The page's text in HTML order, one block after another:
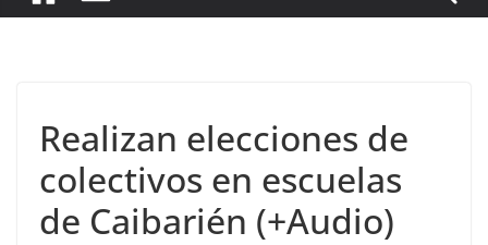
Realizan elecciones de
colectivos en escuelas
de Caibarién (+Audio)